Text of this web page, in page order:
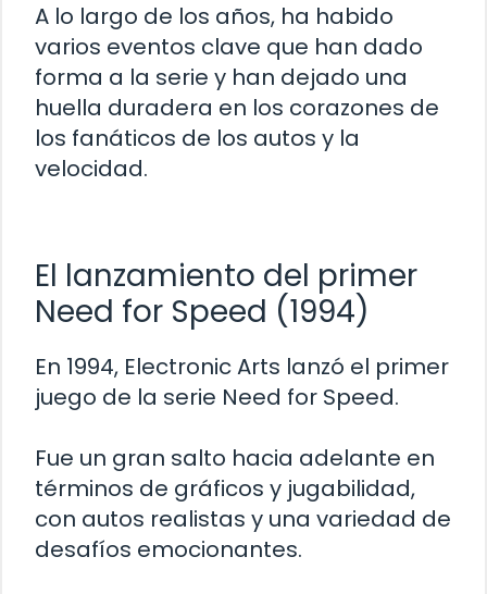
A lo largo de los años, ha habido
varios eventos clave que han dado
forma a la serie y han dejado una
huella duradera en los corazones de
los fanáticos de los autos y la
velocidad.
El lanzamiento del primer
Need for Speed (1994)
En 1994, Electronic Arts lanzó el primer
juego de la serie Need for Speed.
Fue un gran salto hacia adelante en
términos de gráficos y jugabilidad,
con autos realistas y una variedad de
desafíos emocionantes.